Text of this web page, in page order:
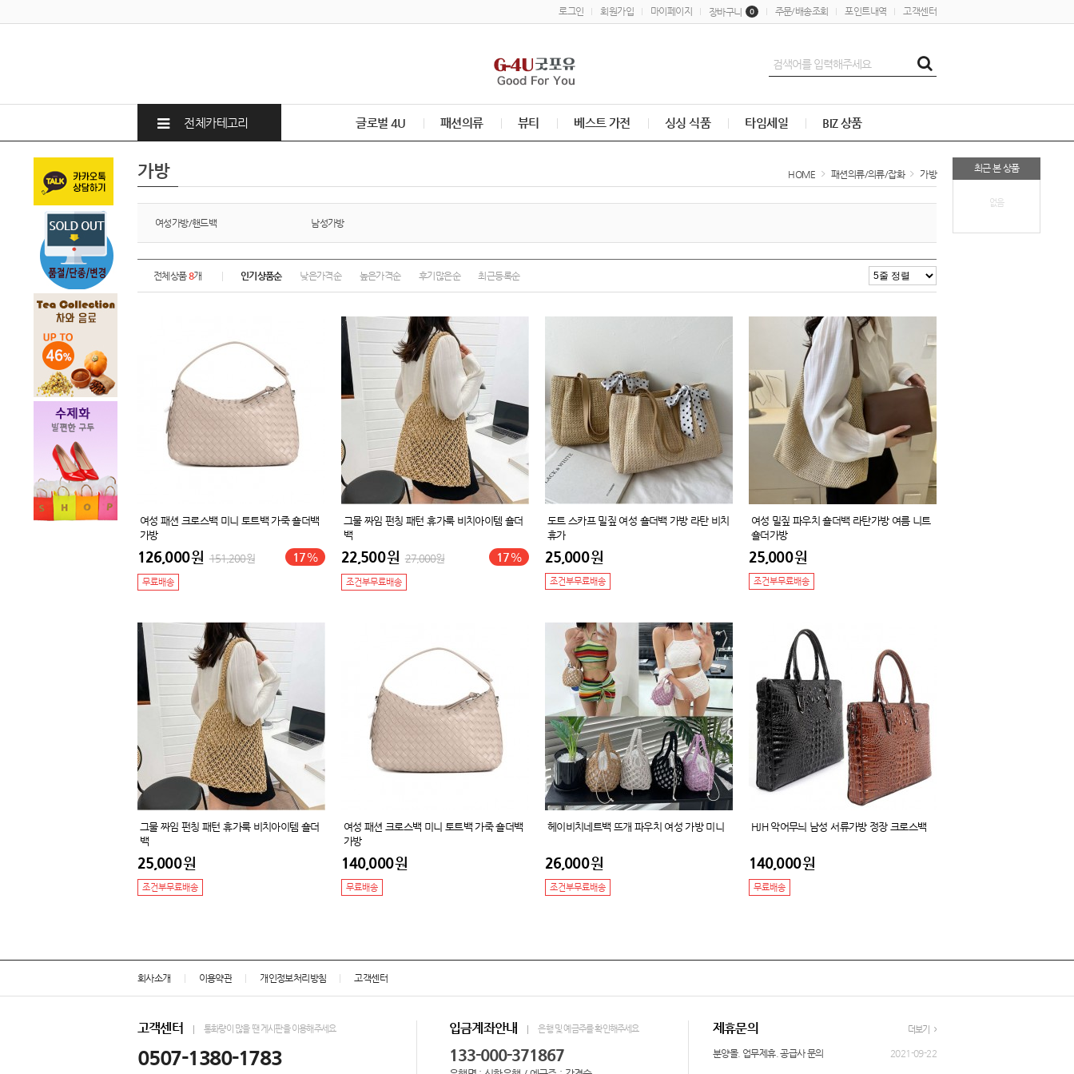
로그인 회원가입 마이페이지 장바구니 0 주문/배송조회 포인트내역 고객센터
전체카테고리 글로벌 4U 패션의류 뷰티 베스트 가전 싱싱 식품 타임세일 BIZ 상품
최근 본 상품
없음
가방 HOME 패션의류/의류/잡화 가방
여성가방/핸드백 남성가방
전체상품8개 인기상품순 낮은가격순 높은가격순 후기많은순 최근등록순
여성 패션 크로스백 미니 토트백 가죽 숄더백
가방
126,000원 151,200원 17%
무료배송
그물 짜임 펀칭 패턴 휴가룩 비치아이템 숄더
백
22,500원 27,000원 17%
조건부무료배송
도트 스카프 밀짚 여성 숄더백 가방 라탄 비치
휴가
25,000원
조건부무료배송
여성 밀짚 파우치 숄더백 라탄가방 여름 니트
숄더가방
25,000원
조건부무료배송
그물 짜임 펀칭 패턴 휴가룩 비치아이템 숄더
백
25,000원
조건부무료배송
여성 패션 크로스백 미니 토트백 가죽 숄더백
가방
140,000원
무료배송
헤이비치네트백 뜨개 파우치 여성 가방 미니
26,000원
조건부무료배송
HJH 악어무늬 남성 서류가방 정장 크로스백
140,000원
무료배송
회사소개 이용약관 개인정보처리방침 고객센터
고객센터 통화량이 많을 땐 게시판을 이용해주세요
0507-1380-1783
입금계좌안내 은행 및 예금주를 확인해주세요
133-000-371867
제휴문의 더보기
분양몰. 업무제휴. 공급사 문의 2021-09-22